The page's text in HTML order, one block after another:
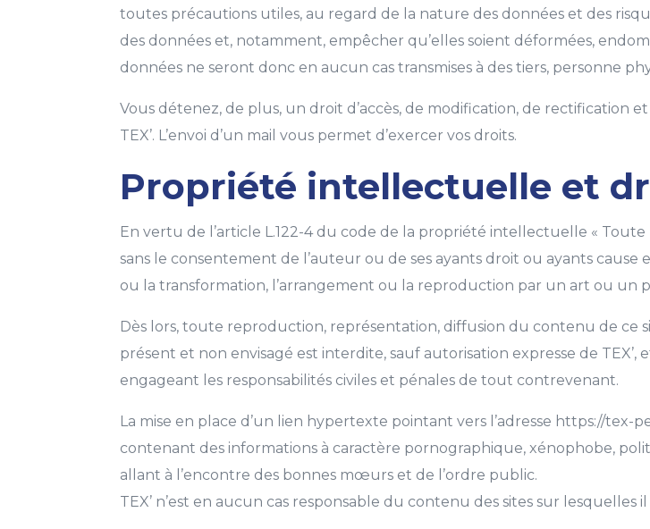
toutes précautions utiles, au regard de la nature des données et des
des données et, notamment, empêcher qu’elles soient déformées,
données ne seront donc en aucun cas transmises à des tiers, personne
Vous détenez, de plus, un droit d’accès, de modification, de rectification
TEX’. L’envoi d’un mail vous permet d’exercer vos droits.
Propriété intellectuelle et
En vertu de l’article L.122-4 du code de la propriété intellectuelle «
sans le consentement de l’auteur ou de ses ayants droit ou ayants
ou la transformation, l’arrangement ou la reproduction par un art ou un
Dès lors, toute reproduction, représentation, diffusion du contenu de ce
présent et non envisagé est interdite, sauf autorisation expresse de
engageant les responsabilités civiles et pénales de tout contrevenant.
La mise en place d’un lien hypertexte pointant vers l’adresse https://
contenant des informations à caractère pornographique, xénophobe,
allant à l’encontre des bonnes mœurs et de l’ordre public.
TEX’ n’est en aucun cas responsable du contenu des sites sur lesquelles